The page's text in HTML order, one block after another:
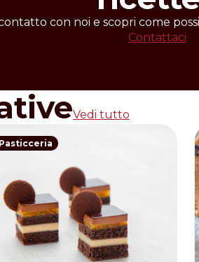
o margarina.
il miele con LEVOSUCROL.
con noi e scopri come
Contattaci
Vedi tutto